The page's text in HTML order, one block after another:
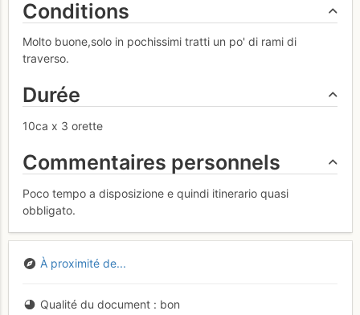
Conditions
Molto buone,solo in pochissimi tratti un po' di rami di
traverso.
Durée
10ca x 3 orette
Commentaires personnels
Poco tempo a disposizione e quindi itinerario quasi
obbligato.
À proximité de...
Qualité du document
bon